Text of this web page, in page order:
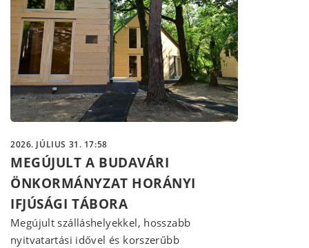
2026. JÚLIUS 31. 17:58
MEGÚJULT A BUDAVÁRI
ÖNKORMÁNYZAT HORÁNYI
IFJÚSÁGI TÁBORA
Megújult szálláshelyekkel, hosszabb
nyitvatartási idővel és korszerűbb